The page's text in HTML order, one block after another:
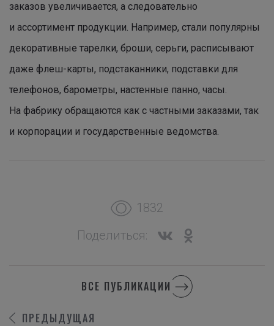
заказов увеличивается, а следовательно
и ассортимент продукции. Например, стали популярны
декоративные тарелки, броши, серьги, расписывают
даже флеш-карты, подстаканники, подставки для
телефонов, барометры, настенные панно, часы.
На фабрику обращаются как с частными заказами, так
и корпорации и государственные ведомства.
1832
Поделиться:
ПРЕДЫДУЩАЯ
ВСЕ ПУБЛИКАЦИИ